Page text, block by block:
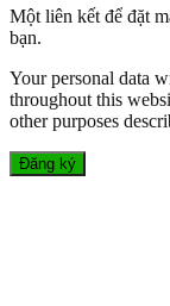
Một liên kết để đặt
bạn.
Your personal data
throughout this
other purposes
Đăng ký